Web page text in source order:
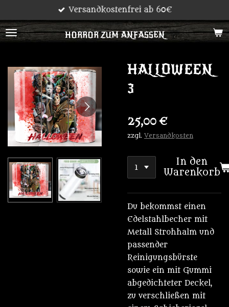
Hauptinhalt
springen
HORROR ZUM ANFASSEN
Versandkostenfrei ab 60€
HALLOWEEN
3
25,00 €
zzgl. Versandkosten
In den
Warenkorb
Du bekommst einen
Edelstahlbecher mit
Metall Strohhalm und
passender
Reinigungsbürste
sowie ein mit Gummi
abgedichteter Deckel,
zu verschließen mit